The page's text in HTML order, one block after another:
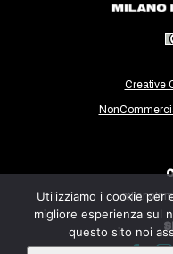
Creative
Utilizziamo i cookie per
migliore esperienza sul
questo sito noi